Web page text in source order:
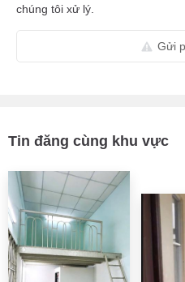
chúng tôi xử lý.
Gửi
Tin đăng cùng khu vực